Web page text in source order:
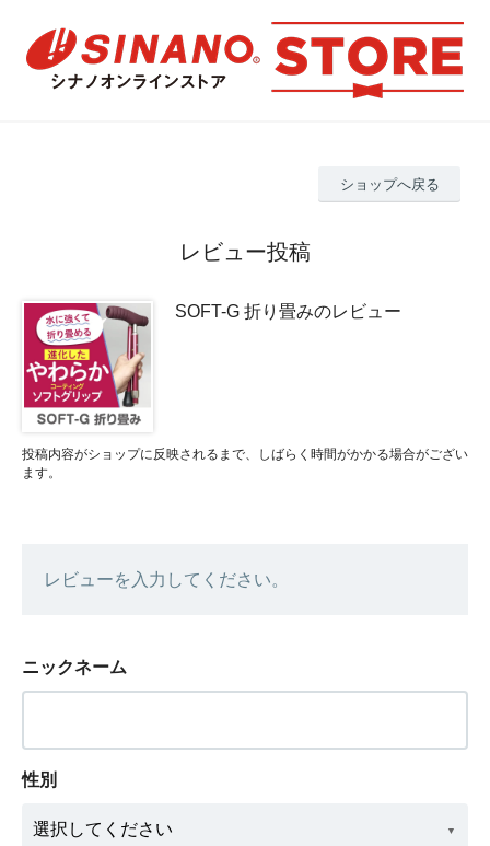
ショップへ戻る
レビュー投稿
SOFT-G 折り畳みのレビュー
投稿内容がショップに反映されるまで、しばらく時間がかかる場合がござい
ます。
レビューを入力してください。
ニックネーム
性別